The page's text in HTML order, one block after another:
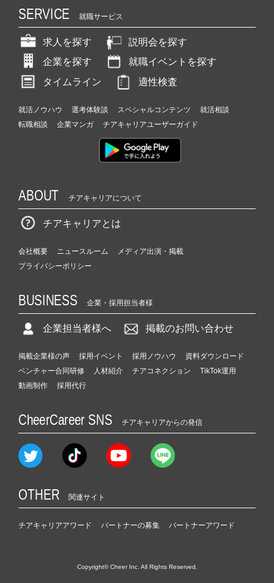
SERVICE 就職サービス
求人を探す
説明会を探す
企業を探す
就職イベントを探す
タイムライン
適性検査
就活ノウハウ 選考体験談 スペシャルコンテンツ
就活相談
転職相談
企業マンガ チアキャリアユーザーガイド
ABOUT チアキャリアについて
チアキャリアとは
会社概要 ニュースルーム
メディア出演・掲載
プライバシーポリシー
BUSINESS 企業・採用担当者様
企業担当者様へ 掲載のお問い合わせ
掲載企業様の声 採用イベント 採用ノウハウ
資料ダウンロード
ベンチャー合同研修
人材紹介 チアコネクション
TikTok運用
動画制作
採用代行
CheerCareer SNS チアキャリアからの発信
OTHER 関連サイト
チアキャリアアワード パートナーの募集 パートナーアワード
Copyright© Cheer Inc. All Rights Reserved.